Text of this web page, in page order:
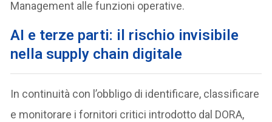
Management alle funzioni operative.
AI e terze parti: il rischio invisibile
nella supply chain digitale
In continuità con l’obbligo di identificare, classificare
e monitorare i fornitori critici introdotto dal DORA,